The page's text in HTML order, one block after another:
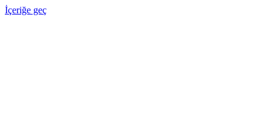
İçeriğe geç